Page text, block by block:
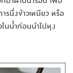
นึ่งข้าวเหนียว หรือ
นน้ำก่อนนำไปหุง